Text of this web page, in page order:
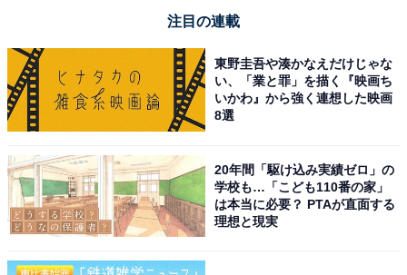
車内のスペースを変えずに圧倒的な高音質を手に入れた
い人や、長時間のドライブを大好きな音楽でもっと快適
に楽しみたい人には、おすすめの商品といえそうです。
注目の連載
東野圭吾や湊かなえだけじゃな
い、「業と罪」を描く『映画ち
いかわ』から強く連想した映画
8選
20年間「駆け込み実績ゼロ」の
学校も…「こども110番の家」
は本当に必要？ PTAが直面する
理想と現実